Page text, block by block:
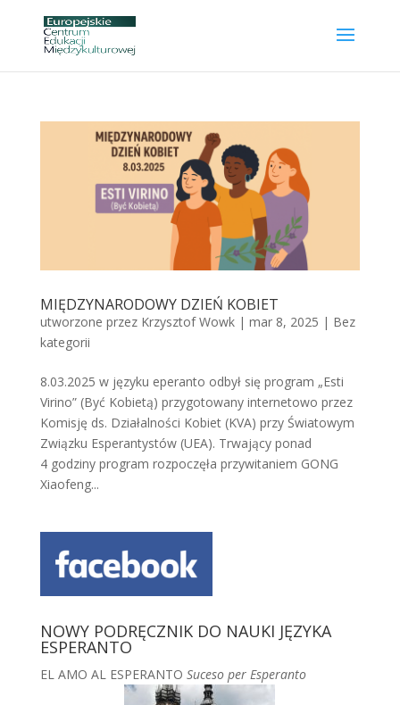
MIĘDZYNARODOWY DZIEŃ KOBIET
utworzone przez Krzysztof Wowk| mar 8, 2025 | Bez
kategorii
8.03.2025 w języku eperanto odbył się program „Esti
Virino” (Być Kobietą) przygotowany internetowo przez
Komisję ds. Działalności Kobiet (KVA) przy Światowym
Związku Esperantystów (UEA). Trwający ponad
4 godziny program rozpoczęła przywitaniem GONG
Xiaofeng...
NOWY PODRĘCZNIK DO NAUKI JĘZYKA
ESPERANTO
EL AMO AL ESPERANTO Suceso per Esperanto